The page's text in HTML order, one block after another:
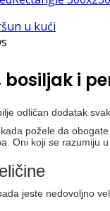
i
odličan dodatak
požele da
Oni koji se razumiju
jeste nedovoljno